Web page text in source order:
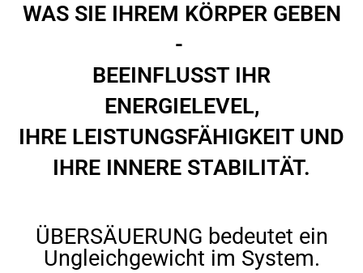
WAS SIE IHREM KÖRPER GEBEN
-
BEEINFLUSST IHR
ENERGIELEVEL,
IHRE LEISTUNGSFÄHIGKEIT UND
IHRE INNERE STABILITÄT.
ÜBERSÄUERUNG bedeutet ein
Ungleichgewicht im System.